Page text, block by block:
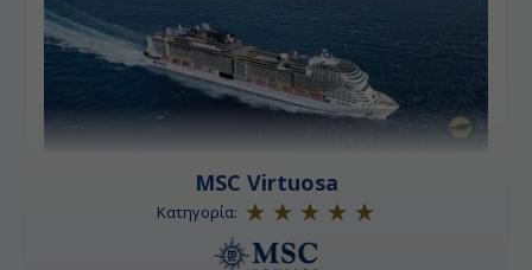
MSC Virtuosa
Κατηγορία: